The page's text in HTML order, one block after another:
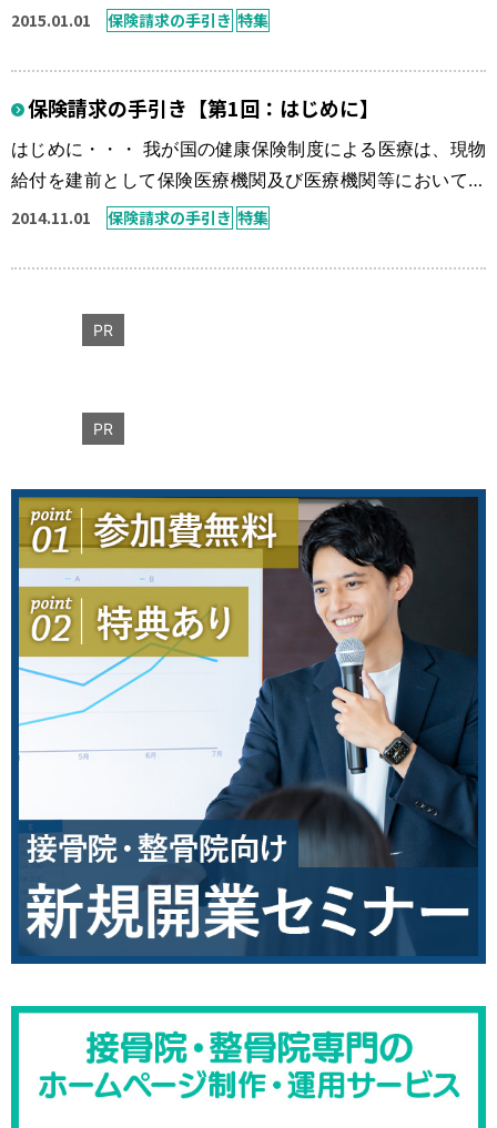
拠に認められている事をご認識いただくためにも、今回か
版)」を抜粋し順次解説をいたします。 柔道整復師の施術に
係る算定基準の実施上の留意事項 第1 通則 1療養費の支給
対象となる柔道整復師の施術は，柔道整復師法(昭和45年4
月14日法律第19号) […]
2015.01.01 保険請求の手引き 特集
保険請求の手引き【第1回：はじめに】
はじめに・・・ 我が国の健康保険制度による医療は、現物
給付を建前として保険医療機関及び医療機関等において一
連の医療サービスの給付で行うこととなっています。柔道
療養費は、現金給付であり、現物給付で果たすことが困難
完的なものであることから支給要件としての取り決めがな
2014.11.01 保険請求の手引き 特集
PR
PR